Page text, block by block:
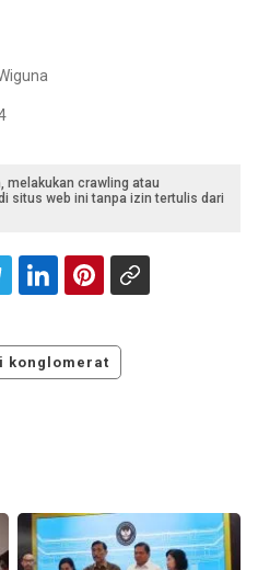
melakukan crawling atau
situs web ini tanpa izin tertulis dari
konglomerat